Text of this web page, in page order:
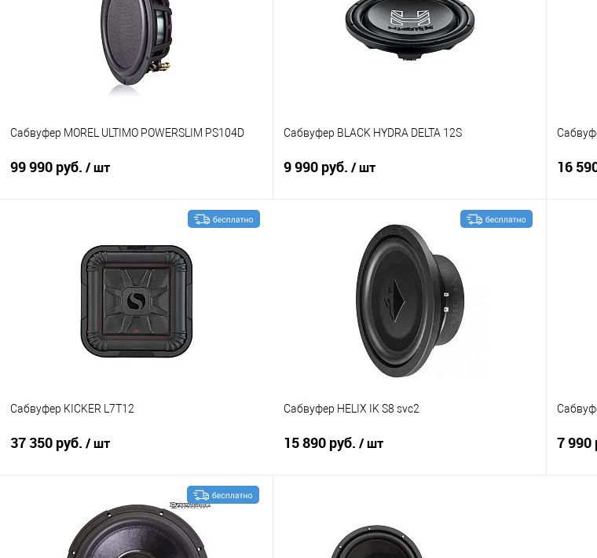
Сабвуфер MOREL ULTIMO POWERSLIM PS104D
99 990 руб. / шт
В избранное
Сабвуфер BLACK HYDRA DELTA 12S
9 990 руб. / шт
В корзину
В избранное
16
Сабвуфер KICKER L7T12
37 350 руб. / шт
В корзину
Сравнение В избранное
Сабвуфер HELIX IK S8 svc2
15 890 руб. / шт
Сравнение
7 990